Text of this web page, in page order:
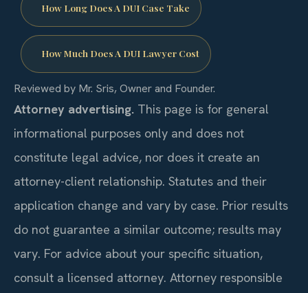
How Long Does A DUI Case Take
How Much Does A DUI Lawyer Cost
Reviewed by Mr. Sris, Owner and Founder.
Attorney advertising. This page is for general
informational purposes only and does not
constitute legal advice, nor does it create an
attorney-client relationship. Statutes and their
application change and vary by case. Prior results
do not guarantee a similar outcome; results may
vary. For advice about your specific situation,
consult a licensed attorney. Attorney responsible